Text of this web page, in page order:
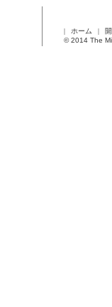
ホーム
© 2014 The